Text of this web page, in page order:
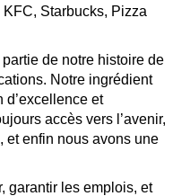
Starbucks, Pizza
de notre histoire de
Notre ingrédient
d’excellence et
accès vers l’avenir,
et enfin nous avons une
garantir les emplois, et